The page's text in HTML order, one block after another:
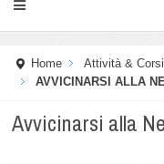
Home
Attività & Corsi
AVVICINARSI ALLA
Avvicinarsi alla